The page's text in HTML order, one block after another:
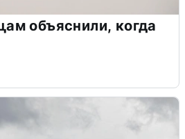
объяснили, когда